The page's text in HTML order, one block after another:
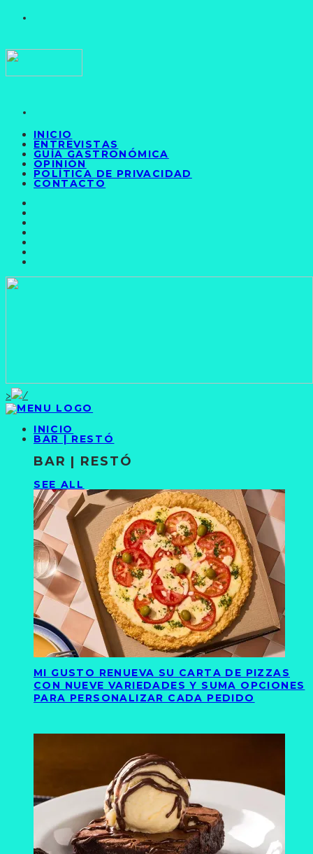
INICIO
ENTREVISTAS
GUÍA GASTRONÓMICA
OPINIÓN
POLÍTICA DE PRIVACIDAD
CONTACTO
>
INICIO
BAR | RESTÓ
BAR | RESTÓ
SEE ALL
MI GUSTO RENUEVA SU CARTA DE PIZZAS
CON NUEVE VARIEDADES Y SUMA OPCIONES
PARA PERSONALIZAR CADA PEDIDO